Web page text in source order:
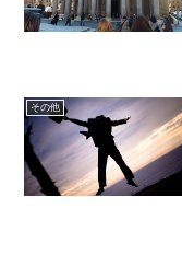
その他